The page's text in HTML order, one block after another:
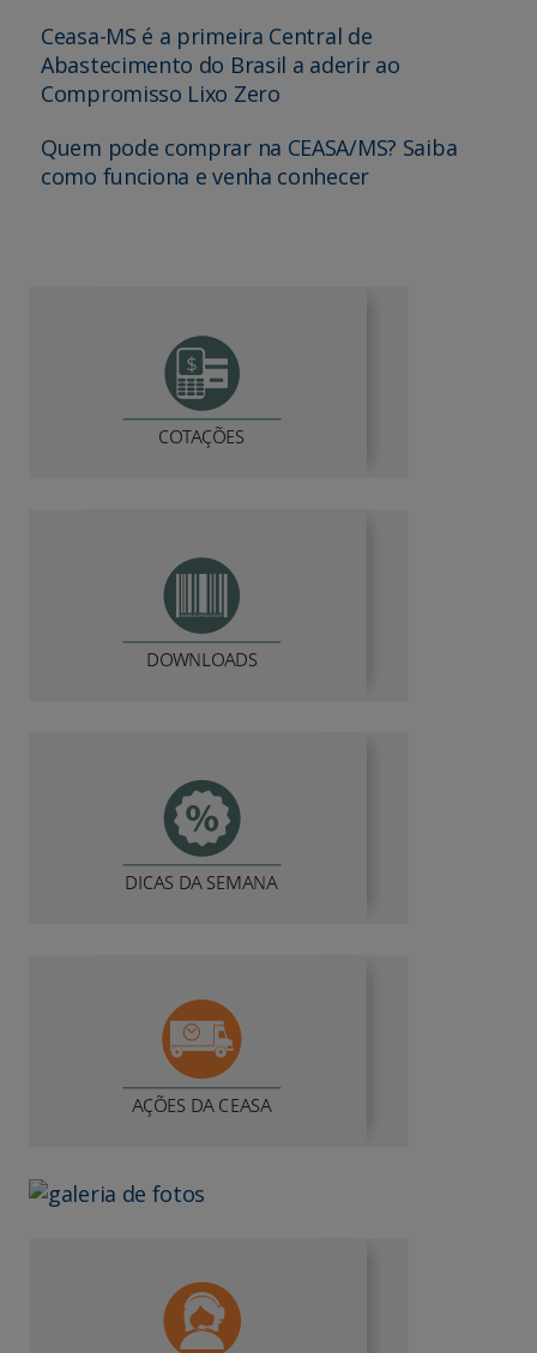
Ceasa-MS é a primeira Central de
Abastecimento do Brasil a aderir ao
Compromisso Lixo Zero
Quem pode comprar na CEASA/MS? Saiba
como funciona e venha conhecer